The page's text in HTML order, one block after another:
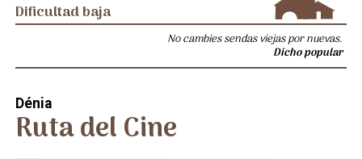
Dificultad baja
No cambies sendas viejas por nuevas.
Dicho popular
Dénia
Ruta del Cine